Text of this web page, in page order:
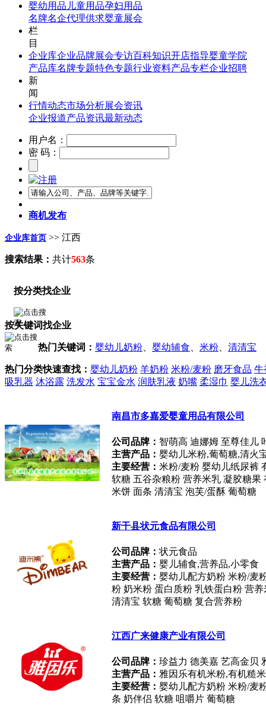
婴幼用品 儿童用品孕妇用品
名牌名企代理供求婴童展会
栏
目
企业库企业品牌展会专访百科知识开店指导婴童学院
产品库名牌专题特色专题行业资料产品专栏企业招聘
新
闻
行情动态市场分析展会资讯
企业报道产品资讯最新动态
用户名：
密 码：
商机发布
企业库首页 >> 江西
搜索结果： 共计563条
按分类找企业
按关键词找企业
热门关键词： 婴幼儿奶粉 婴幼辅食 米粉 清清宝
热门分类快速查找： 婴幼儿奶粉 羊奶粉 米粉/麦粉 磨牙食品 牛
吸乳器 沐浴露 洗发水 宝宝金水 润肤乳液 奶嘴 柔湿巾 婴儿洗
南昌市多嘉爱婴童用品有限公司
公司品牌： 智萌高 迪娜姆 至尊佳儿
主营产品： 婴幼儿米粉,葡萄糖,清火
主要经营： 米粉/麦粉 婴幼儿纸尿裤
软糖 五谷杂粮粉 营养米乳 凝胶糖
米饼 面条 清清宝 泡芙/蛋酥 葡萄糖
新干县状元食品有限公司
公司品牌： 状元食品
主营产品： 婴儿辅食,营养品,小零食
主要经营： 婴幼儿配方奶粉 米粉/麦
粉 奶米粉 蛋白质粉 乳铁蛋白粉 营
清清宝 软糖 葡萄糖 复合营养粉
江西广来健康产业有限公司
公司品牌： 珍益力 德美嘉 艺高金贝
主营产品： 雅因乐有机米粉,有机糙
主要经营： 婴幼儿配方奶粉 米粉/麦
条 奶伴侣 软糖 咀嚼片 葡萄糖